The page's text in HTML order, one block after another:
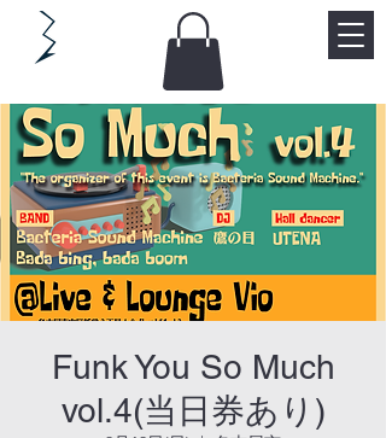
Funk You So Much
vol.4(当日券あり)